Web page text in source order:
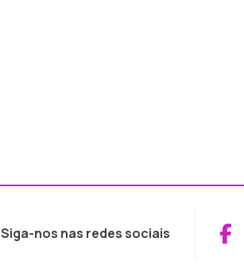
Siga-nos nas redes sociais